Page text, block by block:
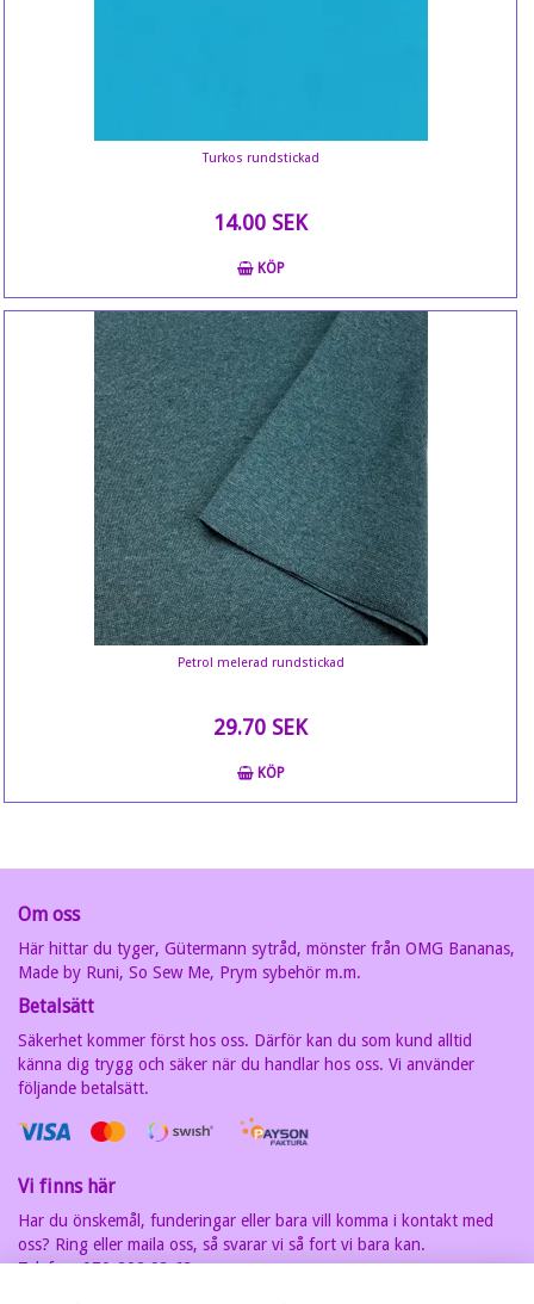
Turkos rundstickad
14.00 SEK
KÖP
Petrol melerad rundstickad
29.70 SEK
KÖP
Om oss
Här hittar du tyger, Gütermann sytråd, mönster från OMG Bananas,
Made by Runi, So Sew Me, Prym sybehör m.m.
Betalsätt
Säkerhet kommer först hos oss. Därför kan du som kund alltid
känna dig trygg och säker när du handlar hos oss. Vi använder
följande betalsätt.
Vi finns här
Har du önskemål, funderingar eller bara vill komma i kontakt med
oss? Ring eller maila oss, så svarar vi så fort vi bara kan.
Telefon: 070-202 93 63